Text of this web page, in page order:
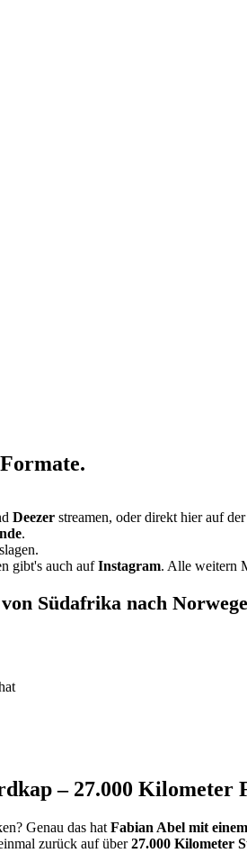
Deezer streamen, oder direkt hier auf
.
gibt's auch aufInstagram. Alle weitern
Südafrika nach
– 27.000 Kilometer
Genau das hat Fabian Abel mit
zurück auf über27.000 Kilometer